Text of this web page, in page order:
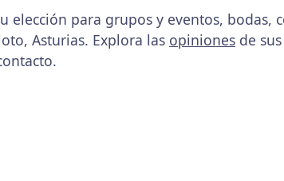
elección para grupos y eventos, bodas,
Asturias. Explora las opiniones de